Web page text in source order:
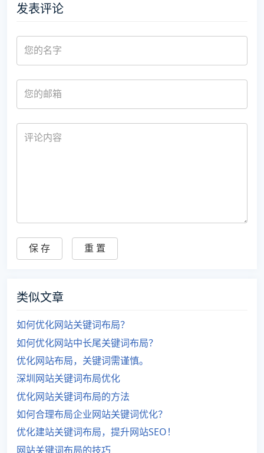
发表评论
类似文章
如何优化网站关键词布局？
如何优化网站中长尾关键词布局？
优化网站布局，关键词需谨慎。
深圳网站关键词布局优化
优化网站关键词布局的方法
如何合理布局企业网站关键词优化？
优化建站关键词布局，提升网站SEO！
网站关键词布局的技巧